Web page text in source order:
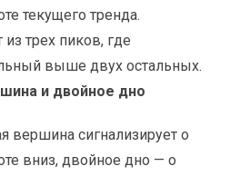
текущего тренда.
из трех пиков, где
выше двух остальных.
и двойное дно
вершина сигнализирует о
вниз, двойное дно — о